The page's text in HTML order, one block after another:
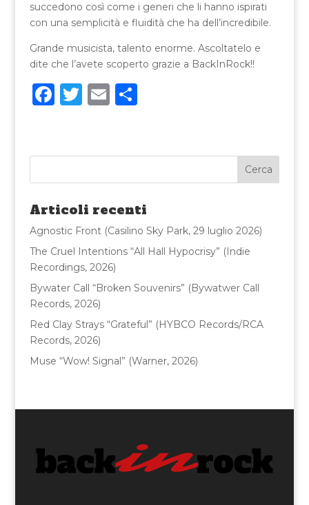
succedono così come i generi che li hanno ispirati
con una semplicità e fluidità che ha dell’incredibile.
Grande musicista, talento enorme. Ascoltatelo e
dite che l’avete scoperto grazie a BackInRock!!
F
e
b
o
o
k
T
te
r
E
l
C
di
vi
di
Articoli recenti
Agnostic Front (Casilino Sky Park, 29 luglio 2026)
The Cruel Intentions “All Hall Hypocrisy” (Indie
Recordings, 2026)
Bywater Call “Broken Souvenirs” (Bywatwer Call
Records, 2026)
Red Clay Strays “Grateful” (HYBCO Records/RCA
Records, 2026)
Muse “Wow! Signal” (Warner, 2026)